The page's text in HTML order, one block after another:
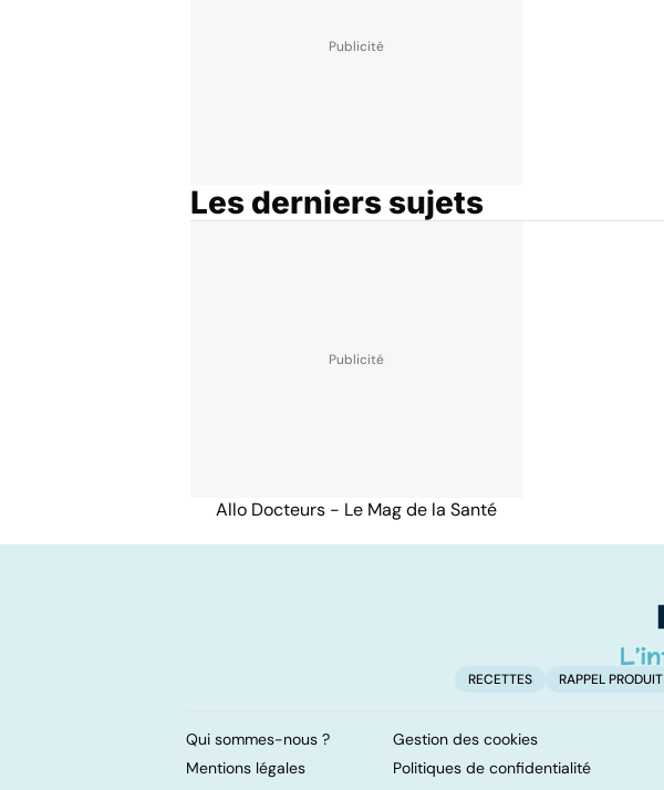
Les derniers sujets
Allo Docteurs - Le Mag de la Santé
RECETTES RAPPEL PRODUIT
Qui sommes-nous ?
Gestion des cookies
Mentions légales
Politiques de confidentialité